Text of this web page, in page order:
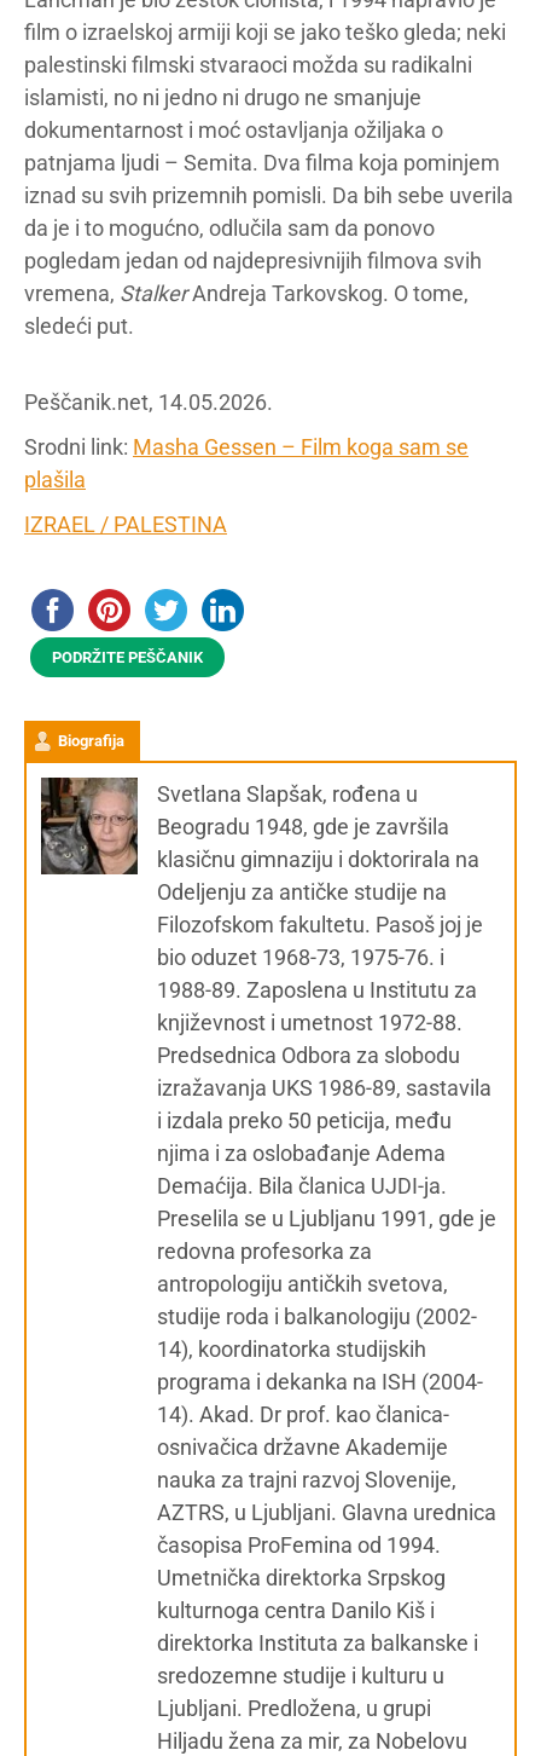
film o izraelskoj armiji koji se jako teško gleda; neki
palestinski filmski stvaraoci možda su radikalni
islamisti, no ni jedno ni drugo ne smanjuje
dokumentarnost i moć ostavljanja ožiljaka o
patnjama ljudi – Semita. Dva filma koja pominjem
iznad su svih prizemnih pomisli. Da bih sebe uverila
da je i to mogućno, odlučila sam da ponovo
pogledam jedan od najdepresivnijih filmova svih
vremena, StalkerAndreja Tarkovskog. O tome,
sledeći put.
Peščanik.net, 14.05.2026.
Srodni link: Masha Gessen – Film koga sam se
plašila
IZRAEL / PALESTINA
PODRŽITE PEŠČANIK
Biografija
Svetlana Slapšak, rođena u
Beogradu 1948, gde je završila
klasičnu gimnaziju i doktorirala na
Odeljenju za antičke studije na
Filozofskom fakultetu. Pasoš joj je
bio oduzet 1968-73, 1975-76. i
1988-89. Zaposlena u Institutu za
književnost i umetnost 1972-88.
Predsednica Odbora za slobodu
izražavanja UKS 1986-89, sastavila
i izdala preko 50 peticija, među
njima i za oslobađanje Adema
Demaćija. Bila članica UJDI-ja.
Preselila se u Ljubljanu 1991, gde je
redovna profesorka za
antropologiju antičkih svetova,
studije roda i balkanologiju (2002-
14), koordinatorka studijskih
programa i dekanka na ISH (2004-
14). Akad. Dr prof. kao članica-
osnivačica državne Akademije
nauka za trajni razvoj Slovenije,
AZTRS, u Ljubljani. Glavna urednica
časopisa ProFemina od 1994.
Umetnička direktorka Srpskog
kulturnoga centra Danilo Kiš i
direktorka Instituta za balkanske i
sredozemne studije i kulturu u
Ljubljani. Predložena, u grupi
Hiljadu žena za mir, za Nobelovu